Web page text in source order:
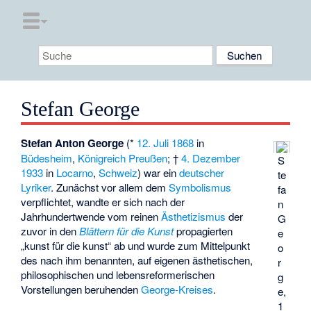
Stefan George
S
te
fa
n
G
e
o
r
g
e,
1
Stefan Anton George (* 12. Juli 1868 in
Büdesheim, Königreich Preußen; †4. Dezember
1933 in Locarno,Schweiz) war eindeutscher
Lyriker. Zunächst vor allem demSymbolismus
verpflichtet, wandte er sich nach der
Jahrhundertwende vom reinenÄsthetizismus der
zuvor in denBlättern für die Kunstpropagierten
„kunst für die kunst“ ab und wurde zum Mittelpunkt
des nach ihm benannten, auf eigenen ästhetischen,
philosophischen und lebensreformerischen
Vorstellungen beruhendenGeorge-Kreises.